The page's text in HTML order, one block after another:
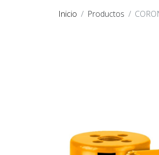
Inicio Productos